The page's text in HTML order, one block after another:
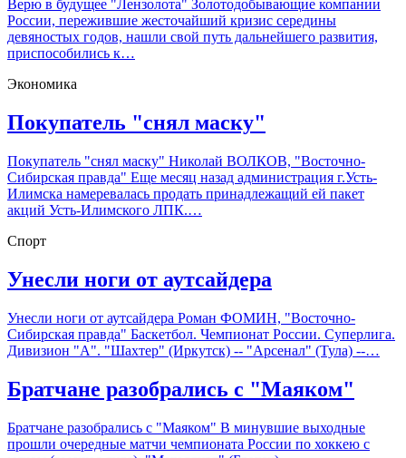
Верю в будущее "Лензолота" Золотодобывающие компании
России, пережившие жесточайший кризис середины
девяностых годов, нашли свой путь дальнейшего развития,
приспособились к…
Экономика
Покупатель "снял маску"
Покупатель "снял маску" Николай ВОЛКОВ, "Восточно-
Сибирская правда" Еще месяц назад администрация г.Усть-
Илимска намеревалась продать принадлежащий ей пакет
акций Усть-Илимского ЛПК.…
Спорт
Унесли ноги от аутсайдера
Унесли ноги от аутсайдера Роман ФОМИН, "Восточно-
Сибирская правда" Баскетбол. Чемпионат России. Суперлига.
Дивизион "А". "Шахтер" (Иркутск) -- "Арсенал" (Тула) --…
Братчане разобрались с "Маяком"
Братчане разобрались с "Маяком" В минувшие выходные
прошли очередные матчи чемпионата России по хоккею с